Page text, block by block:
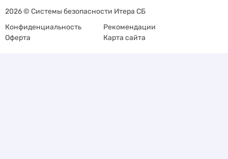
2026 © Системы безопасности Итера СБ
Конфиденциальность
Рекомендации
Оферта
Карта сайта